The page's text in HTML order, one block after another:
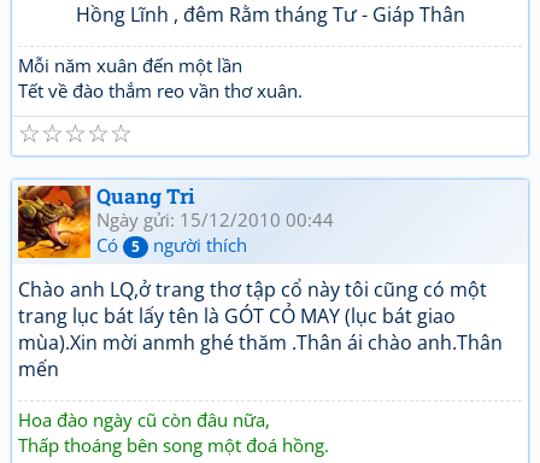
Hồng Lĩnh , đêm Rằm tháng Tư - Giáp Thân
Mỗi năm xuân đến một lần
Tết về đào thắm reo vần thơ xuân.
☆
☆
☆
☆
☆
Quang Tri
Ngày gửi: 15/12/2010 00:44
Có
5 người thích
Chào anh LQ,ở trang thơ tập cổ này tôi cũng có một
trang lục bát lấy tên là GÓT CỎ MAY (lục bát giao
mùa).Xin mời anmh ghé thăm .Thân ái chào anh.Thân
mến
Hoa đào ngày cũ còn đâu nữa,
Thấp thoáng bên song một đoá hồng.